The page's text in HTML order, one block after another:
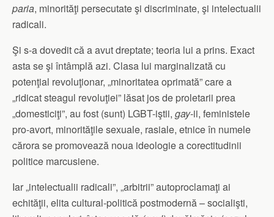
paria, minorităţi persecutate şi discriminate, şi intelectualii
radicali.
Şi s-a dovedit că a avut dreptate; teoria lui a prins. Exact
asta se şi întâmplă azi. Clasa lui marginalizată cu
potenţial revoluţionar, „minoritatea oprimată” care a
„ridicat steagul revoluţiei” lăsat jos de proletarii prea
„domesticiţi”, au fost (sunt) LGBT-iştii, gay-ii, feministele
pro-avort, minorităţile sexuale, rasiale, etnice în numele
cărora se promovează noua ideologie a corectitudinii
politice marcusiene.
Iar „intelectualii radicali”, „arbitrii” autoproclamaţi ai
echităţii, elita cultural-politică postmodernă – socialişti,